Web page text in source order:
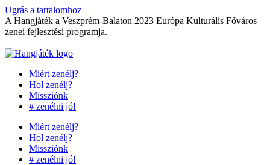
Ugrás a tartalomhoz
A Hangjáték a Veszprém-Balaton 2023 Európa Kulturális Főváros
zenei fejlesztési programja.
Miért zenélj?
Hol zenélj?
Missziónk
# zenélni jó!
Miért zenélj?
Hol zenélj?
Missziónk
# zenélni jó!